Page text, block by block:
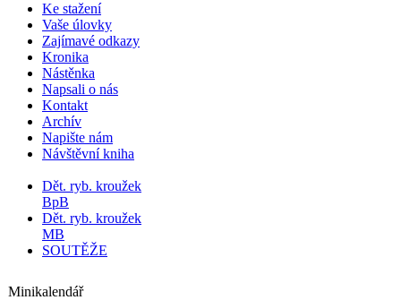
Ke stažení
Vaše úlovky
Zajímavé odkazy
Kronika
Nástěnka
Napsali o nás
Kontakt
Archív
Napište nám
Návštěvní kniha
Dět. ryb. kroužek
BpB
Dět. ryb. kroužek
MB
SOUTĚŽE
Minikalendář